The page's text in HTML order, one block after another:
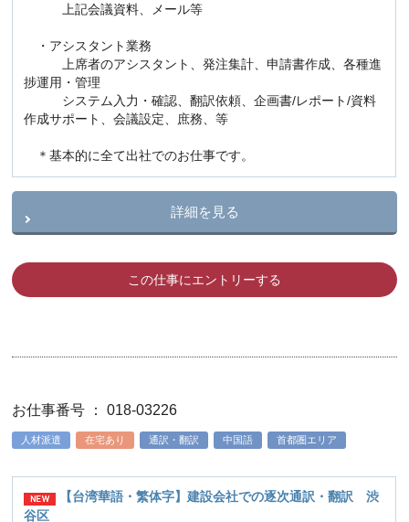
上記会議資料、メール等
・アシスタント業務
上席者のアシスタント、発注集計、申請書作成、各種進
捗運用・管理
システム入力・確認、翻訳依頼、企画書/レポート/資料
作成サポート、会議設定、庶務、等
＊基本的に全て出社でのお仕事です。
詳細を見る
この仕事にエントリーする
お仕事番号 ： 018-03226
人材派遣 在宅あり 通訳・翻訳 中国語 首都圏エリア
【台湾華語・繁体字】建設会社での逐次通訳・翻訳 渋
谷区